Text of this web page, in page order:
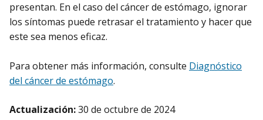
presentan. En el caso del cáncer de estómago, ignorar
los síntomas puede retrasar el tratamiento y hacer que
este sea menos eficaz.
Para obtener más información, consulte Diagnóstico
del cáncer de estómago.
Actualización:30 de octubre de 2024